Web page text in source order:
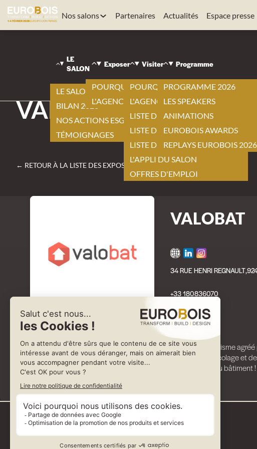
Nos salons Partenaires Actualités Espace presse
LISTE DES EXPOSANTS
VALOBAT
← RETOUR À LA LISTE DES EXPOSANTS
VALOBAT
34 RUE HENRI REGNAULT,
+33 180836070
Créé par et pour les acteurs du bâtiment, Valobat est l’éco-organisme
Déchets d'Éléments d'Ameublement (DEA) et les Articles de Bricolage et
déchets du bâtiment. Ensemble, accélérons le tri des déchets du bâtiment !
LE
SALON
LE SALON 2026
BILAN 2026
NOS ACTIONS ESG
TÉMOIGNAGES
Exposer
POURQUOI EXPOSER ?
L'AGENCEMENT BY EUROBOIS
Visiter
POURQUOI VISITER ?
L'AGENCEMENT BY EUROBOIS
LISTE DES EXPOSANTS
LISTE DES NOUVEAUTÉS
LISTE DES PRODUITS
L'APPLI DU SALON
OFFRES D'EMPLOI
Programme
PROGRAMME 2026
LES SPEAKERS
ANIMATIONS
EUROBOIS AWARDS
REPLAYS EUROBOIS 2026